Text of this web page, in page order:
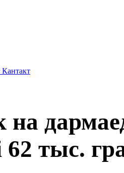
Кантакт
62 тыс.